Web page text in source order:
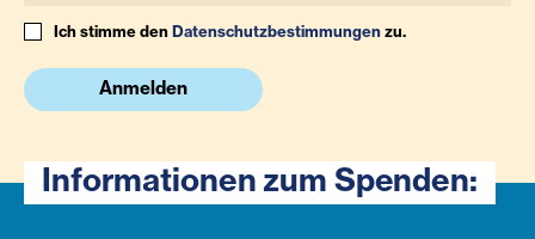
Ich stimme denDatenschutzbestimmungenzu.
Anmelden
Informationen zum Spenden: